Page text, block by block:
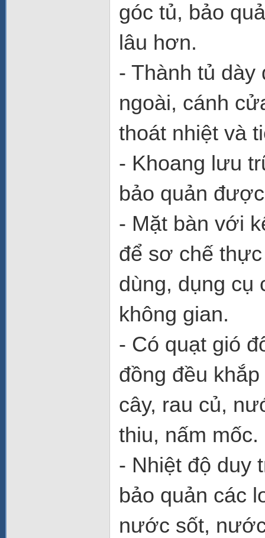
góc tủ, bảo
lâu hơn.
- Thành tủ
ngoài, cánh
thoát nhiệt và
- Khoang lưu
bảo quản
- Mặt bàn với
để sơ chế
dùng, dụng cụ
không gian.
- Có quạt gió
đồng đều
cây, rau củ,
thiu, nấm mốc.
- Nhiệt độ duy
bảo quản các
nước sốt,